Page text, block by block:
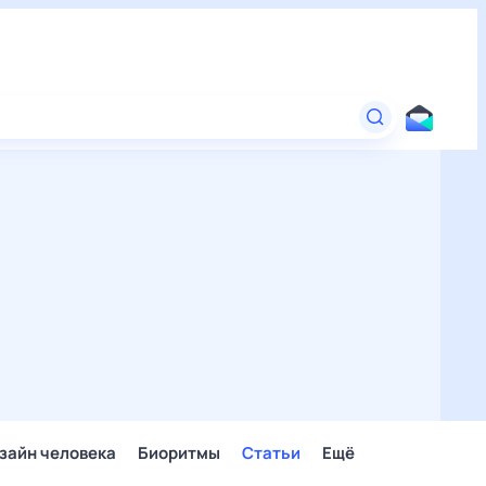
человека Биоритмы Статьи Ещё